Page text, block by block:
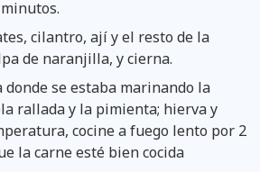
cilantro, ají y el resto de la
de naranjilla, y cierna.
donde se estaba marinando la
rallada y la pimienta; hierva y
cocine a fuego lento por 2
la carne esté bien cocida